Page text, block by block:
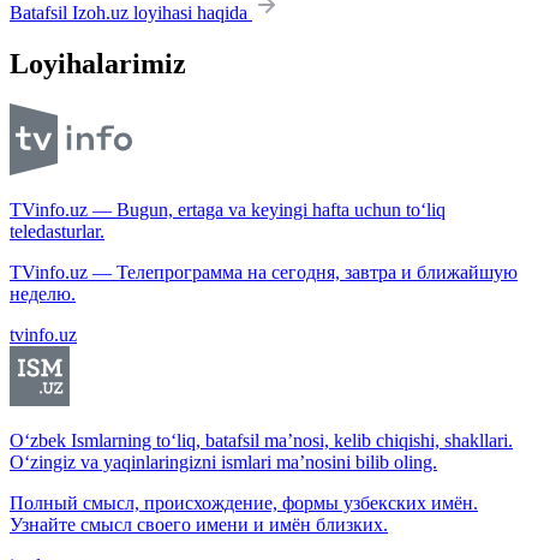
Batafsil Izoh.uz loyihasi haqida
Loyihalarimiz
TVinfo.uz — Bugun, ertaga va keyingi hafta uchun to‘liq
teledasturlar.
TVinfo.uz — Телепрограмма на сегодня, завтра и ближайшую
неделю.
tvinfo.uz
O‘zbek Ismlarning to‘liq, batafsil ma’nosi, kelib chiqishi, shakllari.
O‘zingiz va yaqinlaringizni ismlari ma’nosini bilib oling.
Полный смысл, происхождение, формы узбекских имён.
Узнайте смысл своего имени и имён близких.